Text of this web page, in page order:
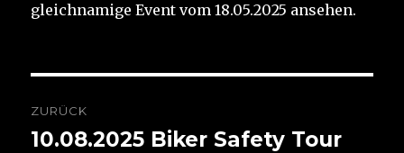
gleichnamige Event vom 18.05.2025 ansehen.
ZURÜCK
Vorheriger
10.08.2025 Biker Safety Tour